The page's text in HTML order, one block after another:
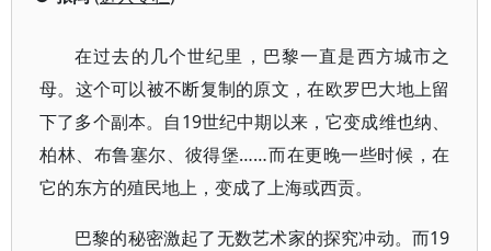
在过去的几个世纪里，巴黎一直是西方城市之
母。这个可以被不断复制的原文，在欧罗巴大地上留
下了多个副本。自19世纪中期以来，它变成维也纳、
柏林、布鲁塞尔、彼得堡……而在更晚一些时候，在
它的东方的殖民地上，变成了上海或西贡。
巴黎的秘密激起了无数艺术家的探究冲动。而19